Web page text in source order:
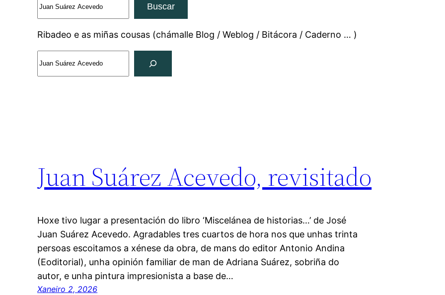
Buscar
Ribadeo e as miñas cousas (chámalle Blog / Weblog / Bitácora / Caderno … )
Juan Suárez Acevedo, revisitado
Hoxe tivo lugar a presentación do libro ‘Miscelánea de historias…’ de José
Juan Suárez Acevedo. Agradables tres cuartos de hora nos que unhas trinta
persoas escoitamos a xénese da obra, de mans do editor Antonio Andina
(Eoditorial), unha opinión familiar de man de Adriana Suárez, sobriña do
autor, e unha pintura impresionista a base de…
Xaneiro 2, 2026